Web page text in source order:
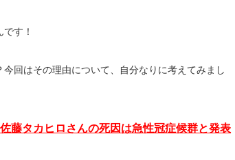
す！
回はその理由について、自分なりに考えてみまし
佐藤タカヒロさんの死因は急性冠症候群と発表